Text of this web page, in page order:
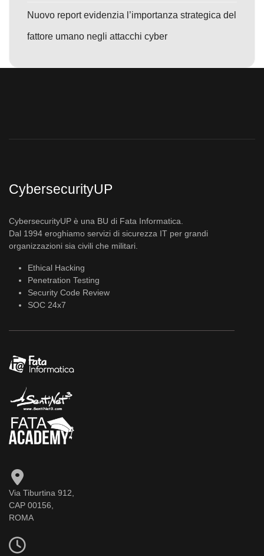
Nuovo report evidenzia l’importanza strategica del
fattore umano negli attacchi cyber
CybersecurityUP
CybersecurityUP è una BU di Fata Informatica.
Dal 1994 eroghiamo servizi di sicurezza IT per grandi
organizzazioni sia civili che militari.
Ethical Hacking
Penetration Testing
Security Code Review
SOC 24x7
Via Tiburtina 912,
CAP 00156,
ROMA